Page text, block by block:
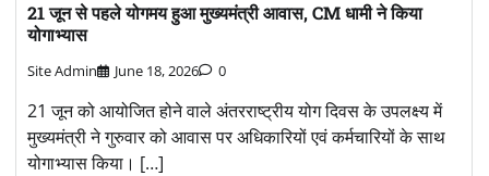
21 जून से पहले योगमय हुआ मुख्यमंत्री आवास, CM धामी ने किया
योगाभ्यास
Site Admin June 18, 2026 0
21 जून को आयोजित होने वाले अंतरराष्ट्रीय योग दिवस के उपलक्ष्य में
मुख्यमंत्री ने गुरुवार को आवास पर अधिकारियों एवं कर्मचारियों के साथ
योगाभ्यास किया। […]